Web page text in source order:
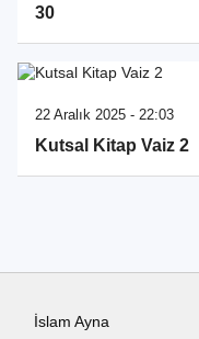
30
22 Aralık 2025 - 22:03
Kutsal Kitap Vaiz 2
İslam Ayna